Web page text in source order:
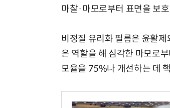
마찰·마모로부터 표면을 보
비정질 유리화 필름은 윤활
은 역할을 해 심각한 마모로
모율을 75%나 개선하는 데